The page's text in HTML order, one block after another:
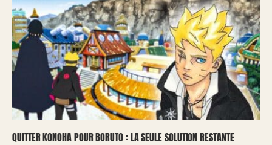
QUITTER KONOHA POUR BORUTO : LA SEULE SOLUTION RESTANTE